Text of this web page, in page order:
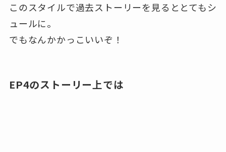
このスタイルで過去ストーリーを見るととてもシ
ュールに。
でもなんかかっこいいぞ！
EP4のストーリー上では